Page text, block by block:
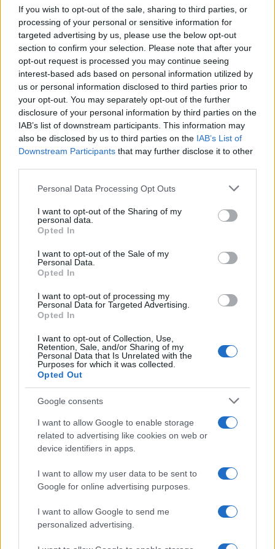
If you wish to opt-out of the sale, sharing to third parties, or
processing of your personal or sensitive information for
targeted advertising by us, please use the below opt-out
section to confirm your selection. Please note that after your
opt-out request is processed you may continue seeing
interest-based ads based on personal information utilized by
us or personal information disclosed to third parties prior to
your opt-out. You may separately opt-out of the further
disclosure of your personal information by third parties on the
IAB’s list of downstream participants. This information may
also be disclosed by us to third parties on the IAB’s List of
Downstream Participants that may further disclose it to other
Please note that this website/app uses one or more Google
not limited to your visit or usage behaviour. You may click to
grant or deny consent to Google and its third-party tags to
use your data for below specified purposes in below Google
consent section.
Personal Data Processing Opt Outs
I want to opt-out of the Sharing of my
personal data.
Opted In
I want to opt-out of the Sale of my
Personal Data.
Opted In
I want to opt-out of processing my
Personal Data for Targeted Advertising.
Opted In
I want to opt-out of Collection, Use,
Retention, Sale, and/or Sharing of my
Personal Data that Is Unrelated with the
Purposes for which it was collected.
Opted Out
Google consents
I want to allow Google to enable storage
related to advertising like cookies on web or
device identifiers in apps.
I want to allow my user data to be sent to
Google for online advertising purposes.
I want to allow Google to send me
personalized advertising.
Continua a leggere
XRP Ledger, Bitcoin e le sanzioni USA: gli sviluppi chiave del 8
agosto 2026
Niccolò Conforti · 8 Ago 2026
CRIPTOVALUTE